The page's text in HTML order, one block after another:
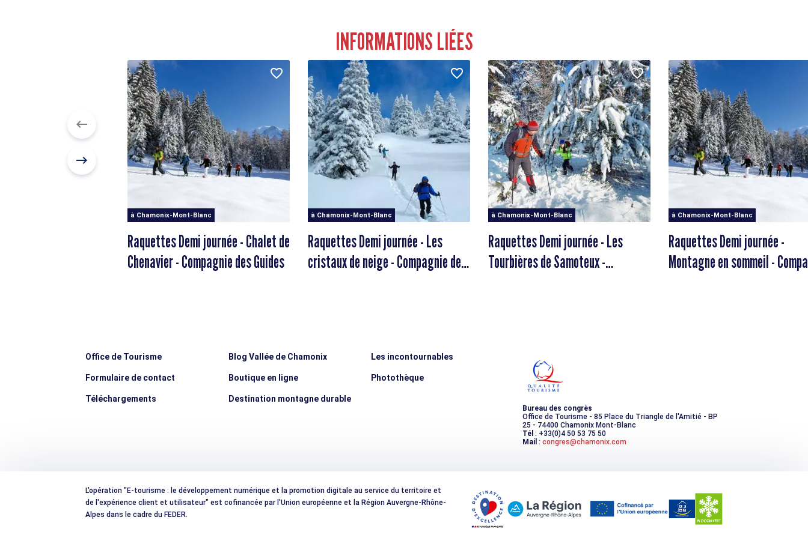
INFORMATIONS LIÉES
à Chamonix-Mont-Blanc
Raquettes Demi journée - Chalet de
Chenavier - Compagnie des Guides
à Chamonix-Mont-Blanc
Raquettes Demi journée - Les
cristaux de neige - Compagnie des
à Chamonix-Mont-Blanc
Raquettes Demi journée - Les
Tourbières de Samoteux -
à Chamonix-Mont-Blanc
Raquettes Demi journée -
Montagne en sommeil - Compagnie
Office de Tourisme
Formulaire de contact
Téléchargements
Blog Vallée de Chamonix
Boutique en ligne
Destination montagne durable
Les incontournables
Photothèque
Bureau des congrès
Office de Tourisme - 85 Place du Triangle de l'Amitié - BP
25 - 74400 Chamonix Mont-Blanc
Tél : +33(0)4 50 53 75 50
Mail : congres@chamonix.com
L'opération "E-tourisme : le développement numérique et la promotion digitale au service du territoire et
de l'expérience client et utilisateur" est cofinancée par l'Union européenne et la Région Auvergne-Rhône-
Alpes dans le cadre du FEDER.